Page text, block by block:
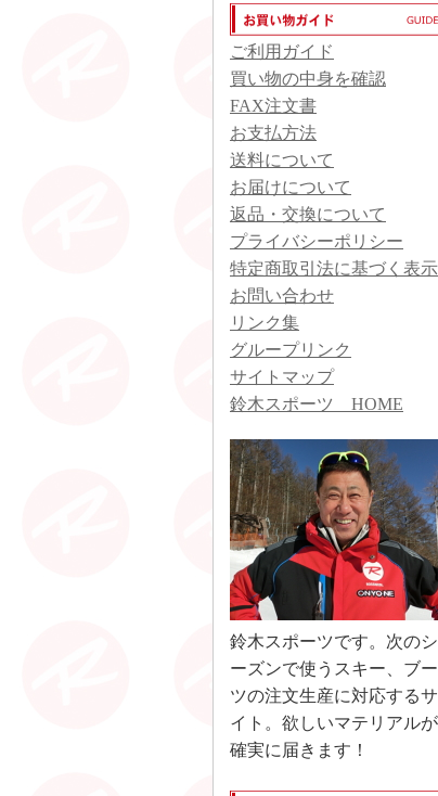
ご利用ガイド
買い物の中身を確認
FAX注文書
お支払方法
送料について
お届けについて
返品・交換について
プライバシーポリシー
特定商取引法に基づく表示
お問い合わせ
リンク集
グループリンク
サイトマップ
鈴木スポーツ HOME
鈴木スポーツです。次のシ
ーズンで使うスキー、ブー
ツの注文生産に対応するサ
イト。欲しいマテリアルが
確実に届きます！